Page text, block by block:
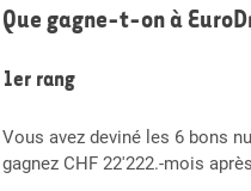
Que gagne-t-on à
1er rang
Vous avez deviné les 6 bons
gagnez CHF 22'222.-mois